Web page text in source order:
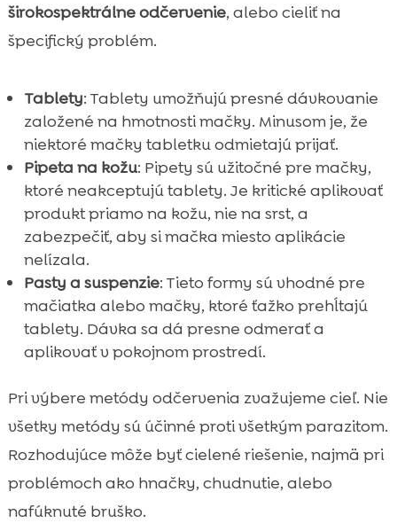
širokospektrálne odčervenie, alebo cieliť na
špecifický problém.
Tablety: Tablety umožňujú presné dávkovanie
založené na hmotnosti mačky. Minusom je, že
niektoré mačky tabletku odmietajú prijať.
Pipeta na kožu: Pipety sú užitočné pre mačky,
ktoré neakceptujú tablety. Je kritické aplikovať
produkt priamo na kožu, nie na srst, a
zabezpečiť, aby si mačka miesto aplikácie
nelízala.
Pasty a suspenzie: Tieto formy sú vhodné pre
mačiatka alebo mačky, ktoré ťažko prehĺtajú
tablety. Dávka sa dá presne odmerať a
aplikovať v pokojnom prostredí.
Pri výbere metódy odčervenia zvažujeme cieľ. Nie
všetky metódy sú účinné proti všetkým parazitom.
Rozhodujúce môže byť cielené riešenie, najmä pri
problémoch ako hnačky, chudnutie, alebo
nafúknuté bruško.